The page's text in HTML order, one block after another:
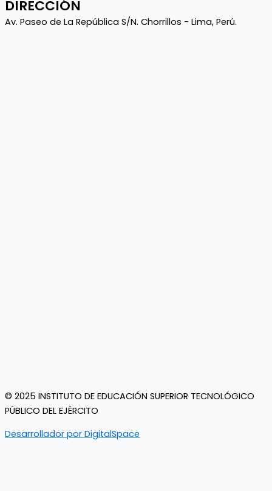
DIRECCIÓN
Av. Paseo de La República S/N. Chorrillos - Lima, Perú.
© 2025 INSTITUTO DE EDUCACIÓN SUPERIOR TECNOLÓGICO
PÚBLICO DEL EJÉRCITO
Desarrollador por DigitalSpace